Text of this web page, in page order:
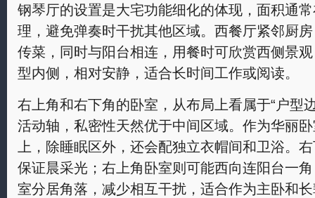
钢琴厅的设置是大宅功能细化的体现，面积通
理，避免弹奏时干扰其他区域。西餐厅紧邻厨
传菜，同时与阳台相连，用餐时可欣赏西侧景
型内侧，相对安静，适合长时间工作或阅读。
右上角和右下角的卧室，从布局上看属于“户型
活动轴，私密性天然优于中间区域。作为华丽
上，除睡眠区外，还会配独立衣帽间和卫浴。
保证晨采光；右上角卧室则可能西向连阳台一
室分居角落，减少相互干扰，适合作为主卧和